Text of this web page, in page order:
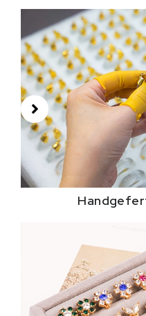
Fabelhafte
Stile für
Handgefertigte
empfindliche Personen